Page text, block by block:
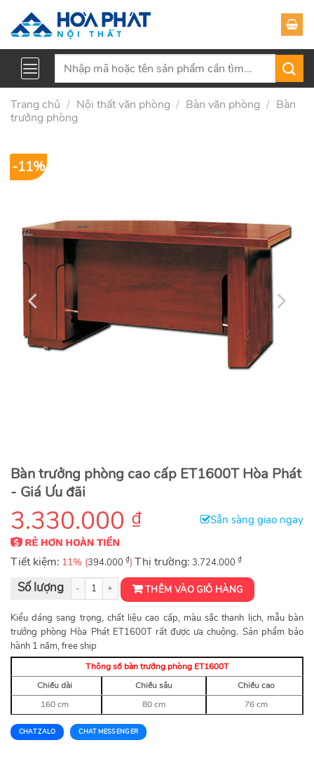
Tìm
Trang chủ / Nội thất văn phòng / Bàn văn phòng / Bàn
trưởng phòng
-11%
Bàn trưởng phòng cao cấp ET1600T Hòa Phát
- Giá Ưu đãi
3.330.000 ₫ Sẵn sàng giao ngay
Tiết kiệm: 11% (394.000 ₫) Thị trường: 3.724.000 ₫
Bàn Trưởng Phòng ET1600T số lượngTHÊM VÀO GIỎ HÀNG
Kiểu dáng sang trọng, chất liệu cao cấp, màu sắc thanh lịch, mẫu bàn
trưởng phòng Hòa Phát ET1600T rất được ưa chuộng. Sản phẩm bảo
hành 1 năm, free ship
Thông số bàn trưởng phòng ET1600T
Chiều dài
Chiều sâu
Chiều cao
160 cm
80 cm 76 cm
CHAT ZALO CHAT MESSENGER